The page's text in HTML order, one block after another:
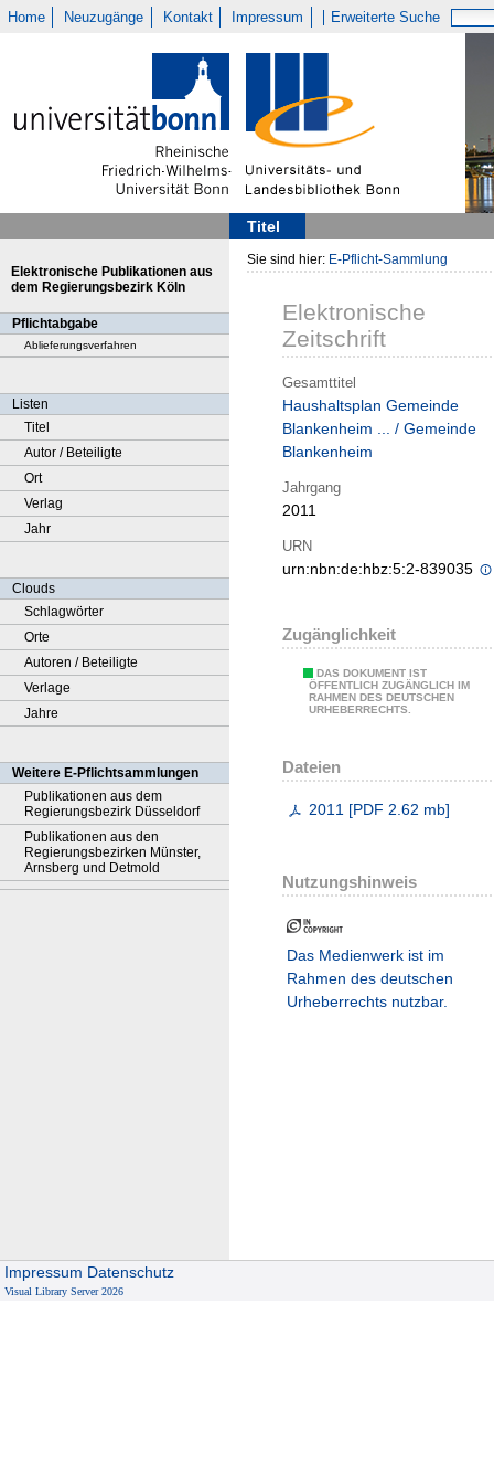
Home Neuzugänge Kontakt Impressum Erweiterte Suche
Titel
Elektronische Publikationen aus
dem Regierungsbezirk Köln
Pflichtabgabe
Ablieferungsverfahren
Listen
Titel
Autor / Beteiligte
Ort
Verlag
Jahr
Clouds
Schlagwörter
Orte
Autoren / Beteiligte
Verlage
Jahre
Weitere E-Pflichtsammlungen
Publikationen aus dem
Regierungsbezirk Düsseldorf
Publikationen aus den
Regierungsbezirken Münster,
Arnsberg und Detmold
Sie sind hier: E-Pflicht-Sammlung
Elektronische
Zeitschrift
Gesamttitel
Haushaltsplan Gemeinde
Blankenheim ... / Gemeinde
Blankenheim
Jahrgang
2011
URN
urn:nbn:de:hbz:5:2-839035
Zugänglichkeit
DAS DOKUMENT IST
ÖFFENTLICH ZUGÄNGLICH IM
RAHMEN DES DEUTSCHEN
URHEBERRECHTS.
Dateien
2011 [PDF 2.62 mb]
Nutzungshinweis
Das Medienwerk ist im
Rahmen des deutschen
Urheberrechts nutzbar.
Impressum Datenschutz
Visual Library Server 2026